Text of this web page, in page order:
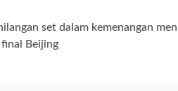
set dalam kemenangan
Beijing